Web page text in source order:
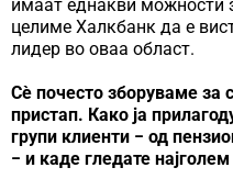
имаат еднакви можности
целиме Халкбанк да е
лидер во оваа област.
Сè почесто зборуваме за
пристап. Како ја
групи клиенти − од
− и каде гледате